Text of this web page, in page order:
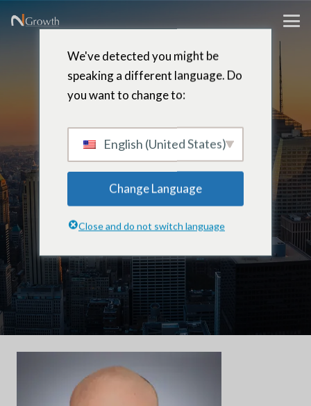
Phillip
Webster
Senior Fellow, Leadership Insights
– Buffalo, New York
We've detected you might be
speaking a different language. Do
you want to change to:
English (United States)
Change Language
Close and do not switch language